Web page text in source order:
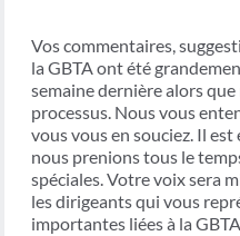
Vos commentaires,
la GBTA ont été
semaine dernière alors
processus. Nous vous
vous vous en souciez. Il
nous prenions tous le
spéciales. Votre voix sera
les dirigeants qui vous
importantes liées à la